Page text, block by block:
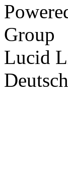
Group
Lucid